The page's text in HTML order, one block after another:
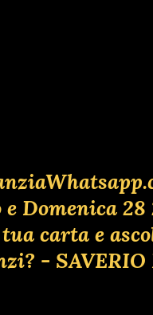
Domenica
carta e
-